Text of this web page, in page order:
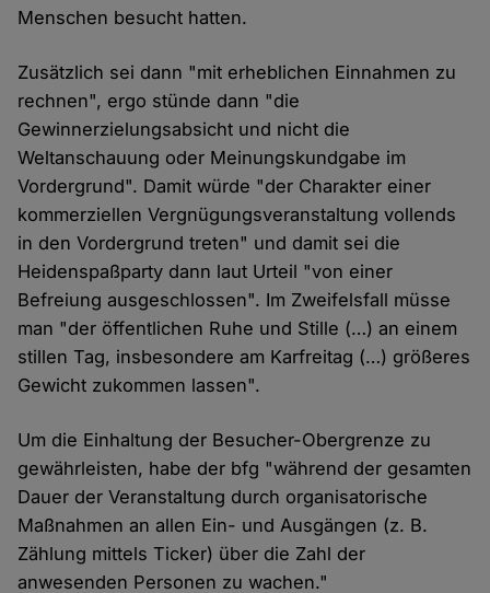
Menschen besucht hatten.
Zusätzlich sei dann "mit erheblichen Einnahmen zu
rechnen", ergo stünde dann "die
Gewinnerzielungsabsicht und nicht die
Weltanschauung oder Meinungskundgabe im
Vordergrund". Damit würde "der Charakter einer
kommerziellen Vergnügungsveranstaltung vollends
in den Vordergrund treten" und damit sei die
Heidenspaßparty dann laut Urteil "von einer
Befreiung ausgeschlossen". Im Zweifelsfall müsse
man "der öffentlichen Ruhe und Stille (…) an einem
stillen Tag, insbesondere am Karfreitag (…) größeres
Gewicht zukommen lassen".
Um die Einhaltung der Besucher-Obergrenze zu
gewährleisten, habe der bfg "während der gesamten
Dauer der Veranstaltung durch organisatorische
Maßnahmen an allen Ein- und Ausgängen (z. B.
Zählung mittels Ticker) über die Zahl der
anwesenden Personen zu wachen."